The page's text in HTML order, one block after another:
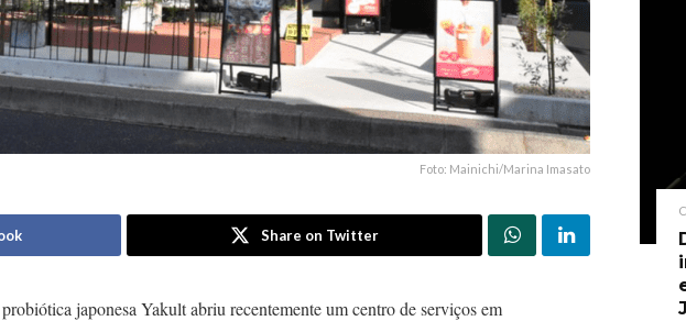
Foto: Mainichi/Marina Imasato
Share on Twitter
japonesa Yakult abriu recentemente um centro de serviços em